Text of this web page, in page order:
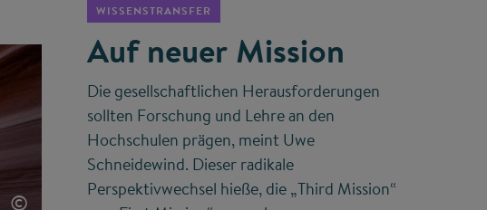
©
WISSENSTRANSFER
Auf neuer Mission
Die gesellschaftlichen Herausforderungen
sollten Forschung und Lehre an den
Hochschulen prägen, meint Uwe
Schneidewind. Dieser radikale
Perspektivwechsel hieße, die „Third Mission“